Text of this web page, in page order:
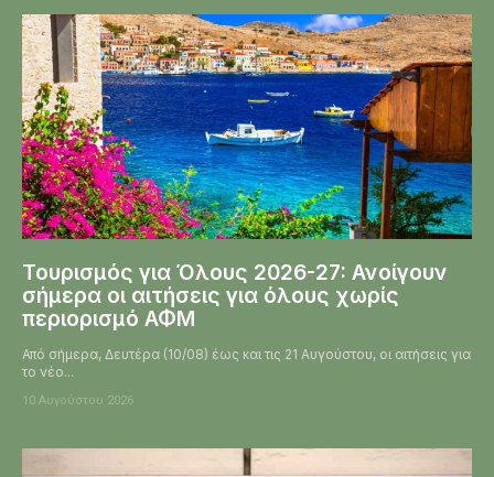
Τουρισμός για Όλους 2026-27: Ανοίγουν
σήμερα οι αιτήσεις για όλους χωρίς
περιορισμό ΑΦΜ
Από σήμερα, Δευτέρα (10/08) έως και τις 21 Αυγούστου, οι αιτήσεις για
το νέο...
10 Αυγούστου 2026